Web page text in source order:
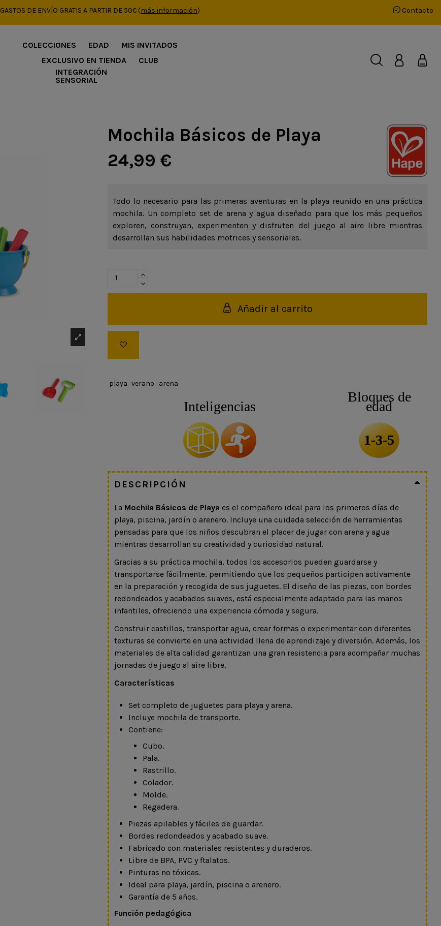
GASTOS DE ENVÍO GRATIS A PARTIR DE 50€ (más información) Contacto
COLECCIONES EDAD
MIS INVITADOS
EXCLUSIVO EN TIENDA
CLUB
INTEGRACIÓN
SENSORIAL
Mochila Básicos de Playa
24,99 €
Todo lo necesario para las primeras aventuras en la playa reunido en una práctica
mochila. Un completo set de arena y agua diseñado para que los más pequeños
exploren, construyan, experimenten y disfruten del juego al aire libre mientras
desarrollan sus habilidades motrices y sensoriales.
Añadir al carrito
playa verano arena
Inteligencias
Bloques de
edad
1-3-5
DESCRIPCIÓN
La Mochila Básicos de Playa es el compañero ideal para los primeros días de
playa, piscina, jardín o arenero. Incluye una cuidada selección de herramientas
pensadas para que los niños descubran el placer de jugar con arena y agua
mientras desarrollan su creatividad y curiosidad natural.
Gracias a su práctica mochila, todos los accesorios pueden guardarse y
transportarse fácilmente, permitiendo que los pequeños participen activamente
en la preparación y recogida de sus juguetes. El diseño de las piezas, con bordes
redondeados y acabados suaves, está especialmente adaptado para las manos
infantiles, ofreciendo una experiencia cómoda y segura.
Construir castillos, transportar agua, crear formas o experimentar con diferentes
texturas se convierte en una actividad llena de aprendizaje y diversión. Además, los
materiales de alta calidad garantizan una gran resistencia para acompañar muchas
jornadas de juego al aire libre.
Características
Set completo de juguetes para playa y arena.
Incluye mochila de transporte.
Contiene:
Cubo.
Pala.
Rastrillo.
Colador.
Molde.
Regadera.
Piezas apilables y fáciles de guardar.
Bordes redondeados y acabado suave.
Fabricado con materiales resistentes y duraderos.
Libre de BPA, PVC y ftalatos.
Pinturas no tóxicas.
Ideal para playa, jardín, piscina o arenero.
Garantía de 5 años.
Función pedagógica